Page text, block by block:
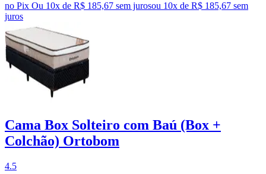
no Pix Ou 10x de R$ 185,67 sem jurosou 10x de R$ 185,67 sem
juros
Cama Box Solteiro com Baú (Box +
Colchão) Ortobom
4.5